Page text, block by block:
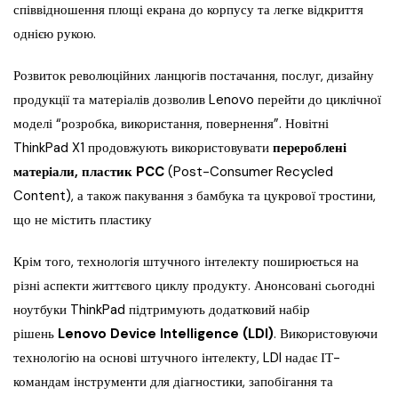
співвідношення площі екрана до корпусу та легке відкриття
однією рукою.
Розвиток революційних ланцюгів постачання, послуг, дизайну
продукції та матеріалів дозволив Lenovo перейти до циклічної
моделі “розробка, використання, повернення”. Новітні
ThinkPad X1 продовжують використовувати перероблені
матеріали, пластик PCC (Post-Consumer Recycled
Content), а також пакування з бамбука та цукрової тростини,
що не містить пластику
Крім того, технологія штучного інтелекту поширюється на
різні аспекти життєвого циклу продукту. Анонсовані сьогодні
ноутбуки ThinkPad підтримують додатковий набір
рішень Lenovo Device Intelligence (LDI). Використовуючи
технологію на основі штучного інтелекту, LDI надає ІТ-
командам інструменти для діагностики, запобігання та